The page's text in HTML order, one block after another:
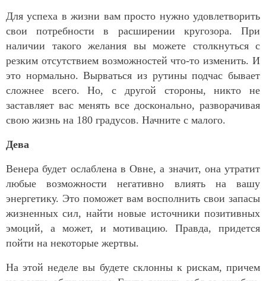
Для успеха в жизни вам просто нужно удовлетворить
свои потребности в расширении кругозора. При
наличии такого желания вы можете столкнуться с
резким отсутствием возможностей что-то изменить. И
это нормально. Вырваться из рутины подчас бывает
сложнее всего. Но, с другой стороны, никто не
заставляет вас менять все досконально, разворачивая
свою жизнь на 180 градусов. Начните с малого.
Дева
Венера будет ослаблена в Овне, а значит, она утратит
любые возможности негативно влиять на вашу
энергетику. Это поможет вам восполнить свои запасы
жизненных сил, найти новые источники позитивных
эмоций, а может, и мотивацию. Правда, придется
пойти на некоторые жертвы.
На этой неделе вы будете склонны к рискам, причем